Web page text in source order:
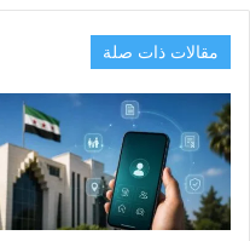
مقالات ذات صلة